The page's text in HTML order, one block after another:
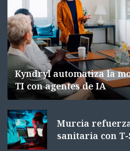
Kyndryl automatiza la
TI con agentes de IA
Murcia
sanitaria con T-